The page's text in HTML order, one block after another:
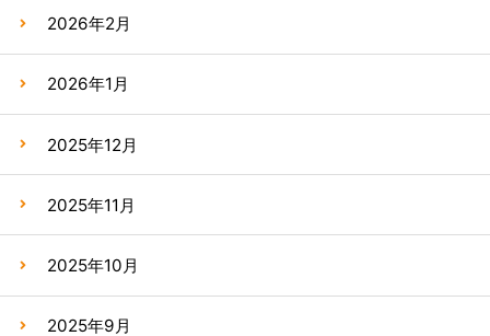
2026年2月
2026年1月
2025年12月
2025年11月
2025年10月
2025年9月